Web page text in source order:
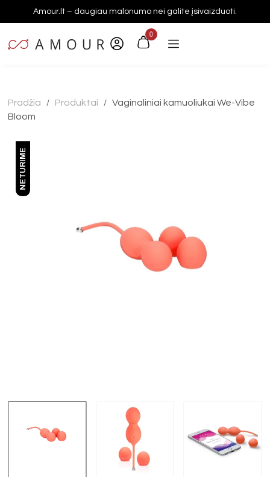
Amour.lt – daugiau malonumo nei galite įsivaizduoti.
0
Pradžia / Produktai /
Vaginaliniai kamuoliukai We-Vibe
Bloom
NETURIME